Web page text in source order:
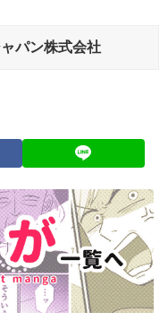
パン株式会社